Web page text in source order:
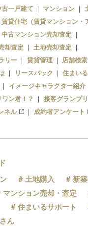
古一戸建て マンション
賃貸住宅（賃貸マンション・
中古マンション売却査定
却査定
土地売却査定
リー
賃貸管理
店舗検索
リースバック
住まい
イメージキャラクター紹介
ン君！？
接客グランプリ
ネル
成約者アンケート
土地購入
新
マンション売却・査定
住まいるサポート
ん